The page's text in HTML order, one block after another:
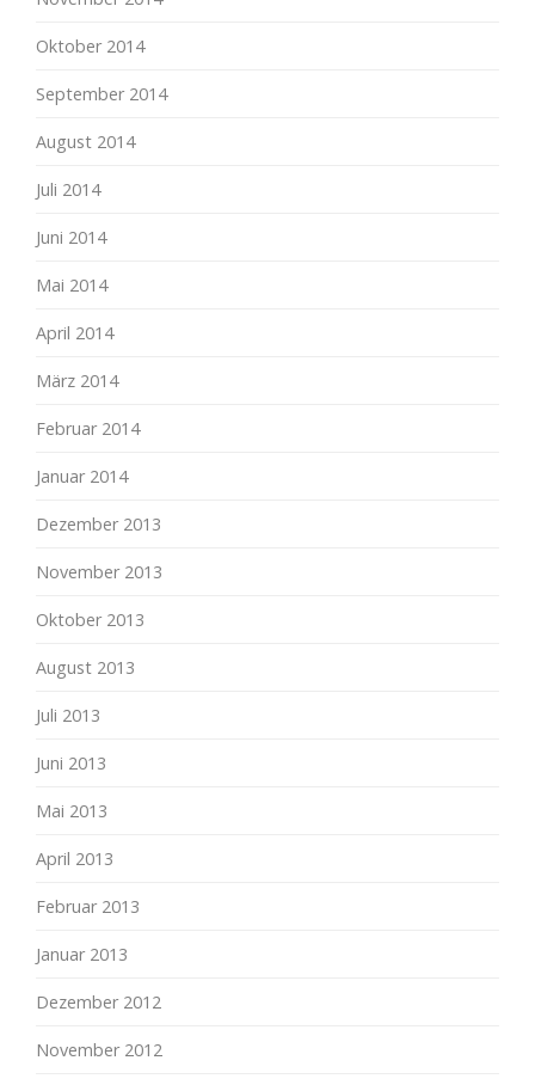
Oktober 2014
September 2014
August 2014
Juli 2014
Juni 2014
Mai 2014
April 2014
März 2014
Februar 2014
Januar 2014
Dezember 2013
November 2013
Oktober 2013
August 2013
Juli 2013
Juni 2013
Mai 2013
April 2013
Februar 2013
Januar 2013
Dezember 2012
November 2012